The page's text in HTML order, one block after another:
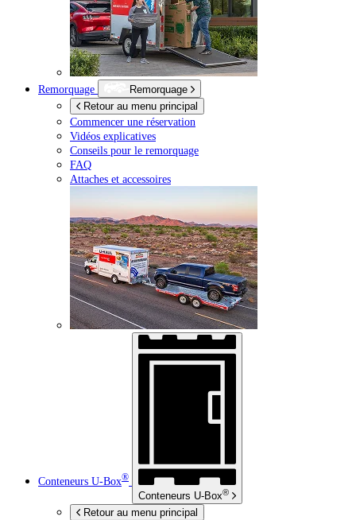
Remorquage
Remorquage
Retour au menu principal
Commencer une réservation
Vidéos explicatives
Conseils pour le remorquage
FAQ
Attaches et accessoires
Conteneurs U-Box®
Conteneurs U-Box®
Retour au menu principal